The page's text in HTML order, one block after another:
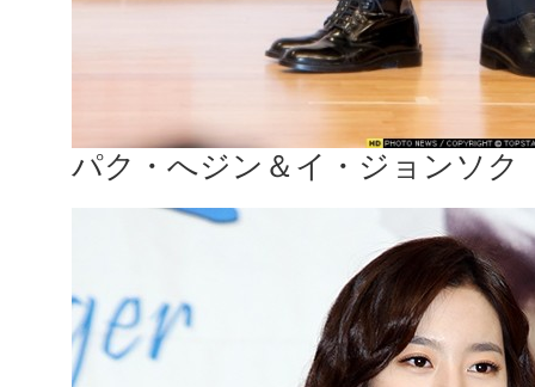
パク・へジン＆イ・ジョンソク